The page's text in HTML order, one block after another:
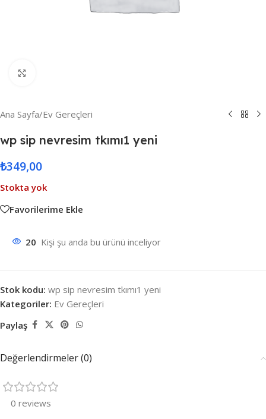
Ana Sayfa/Ev Gereçleri
wp sip nevresim tkımı1 yeni
₺349,00
Stokta yok
Favorilerime Ekle
20 Kişi şu anda bu ürünü inceliyor
Stok kodu: wp sip nevresim tkımı1 yeni
Kategoriler: Ev Gereçleri
Paylaş
Değerlendirmeler (0)
0 reviews